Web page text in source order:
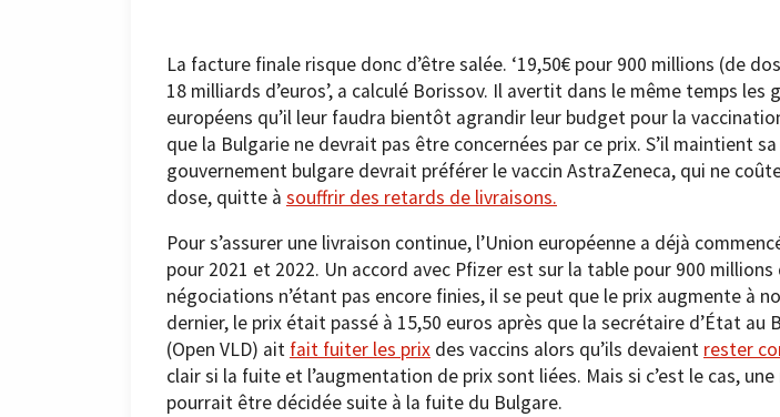
La facture finale risque donc d’être salée. ‘19,50€ pour 900 millions (de
18 milliards d’euros’, a calculé Borissov. Il avertit dans le même temps les
européens qu’il leur faudra bientôt agrandir leur budget pour la
que la Bulgarie ne devrait pas être concernées par ce prix. S’il maintient
gouvernement bulgare devrait préférer le vaccin AstraZeneca, qui ne
dose, quitte à souffrir des retards de livraisons.
Pour s’assurer une livraison continue, l’Union européenne a déjà
pour 2021 et 2022. Un accord avec Pfizer est sur la table pour 900 millions
négociations n’étant pas encore finies, il se peut que le prix augmente à
dernier, le prix était passé à 15,50 euros après que la secrétaire d’État au
(Open VLD) ait fait fuiter les prix des vaccins alors qu’ils devaient rester
clair si la fuite et l’augmentation de prix sont liées. Mais si c’est le cas,
pourrait être décidée suite à la fuite du Bulgare.